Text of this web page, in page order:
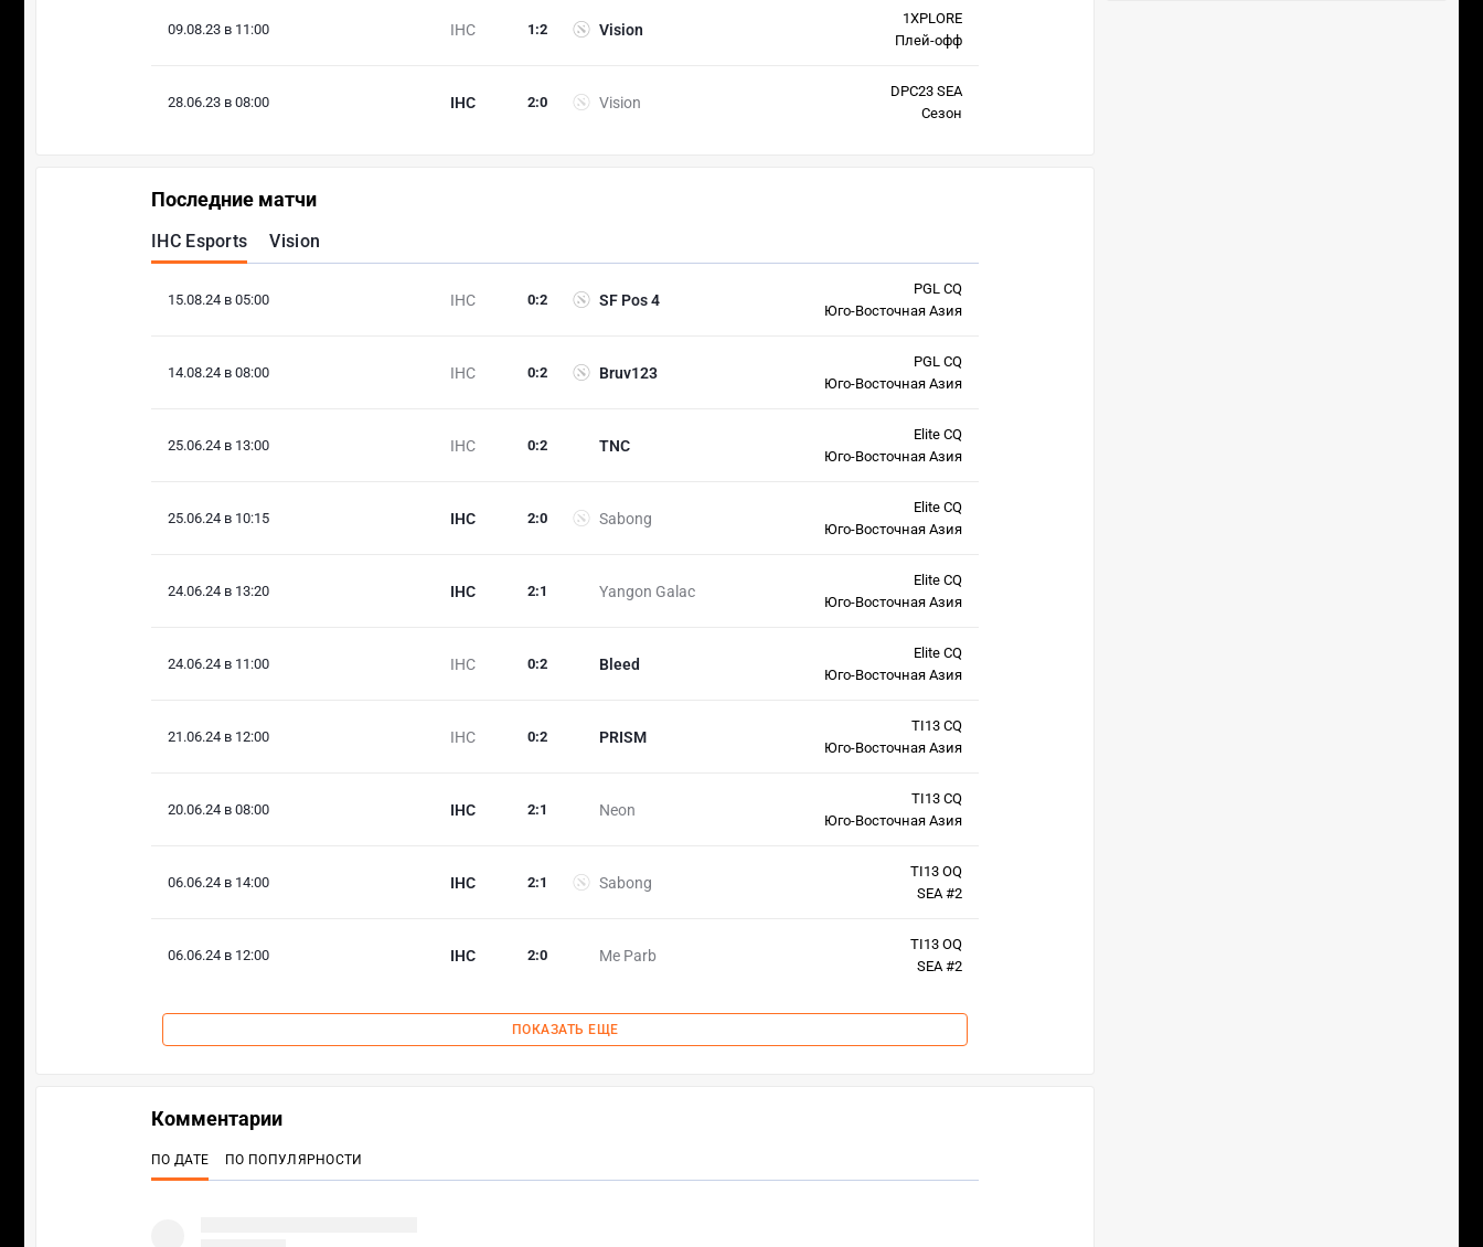
09.08.23 в 11:00 IHC Vision
1 :2
1XPLORE
Плей-офф
28.06.23 в 08:00 IHC Vision
2:0
DPC23 SEA
Сезон
Последние матчи
IHC Esports Vision
15.08.24 в 05:00 IHC SF Pos 4
0:2
PGL CQ
Юго-Восточная Азия
14.08.24 в 08:00 IHC Bruv123
0:2
PGL CQ
Юго-Восточная Азия
25.06.24 в 13:00 IHC TNC
0:2
Elite CQ
Юго-Восточная Азия
25.06.24 в 10:15 IHC Sabong
2:0
Elite CQ
Юго-Восточная Азия
24.06.24 в 13:20 IHC Yangon Galac
2:1
Elite CQ
Юго-Восточная Азия
24.06.24 в 11:00 IHC Bleed
0:2
Elite CQ
Юго-Восточная Азия
21.06.24 в 12:00 IHC PRISM
0:2
TI13 CQ
Юго-Восточная Азия
20.06.24 в 08:00 IHC Neon
2:1
TI13 CQ
Юго-Восточная Азия
06.06.24 в 14:00 IHC Sabong
2:1
TI13 OQ
SEA #2
06.06.24 в 12:00 IHC Me Parb
2:0
TI13 OQ
SEA #2
ПОКАЗАТЬ ЕЩЕ
Комментарии
ПО ДАТЕ ПО ПОПУЛЯРНОСТИ